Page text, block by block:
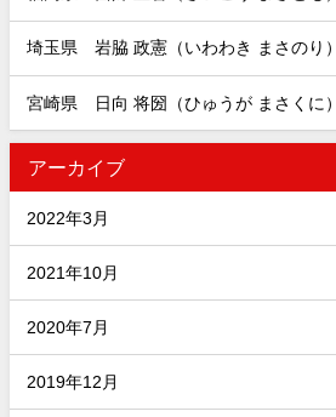
埼玉県 岩脇 政憲（いわわき まさのり）
宮崎県 日向 将圀（ひゅうが まさくに）
アーカイブ
2022年3月
2021年10月
2020年7月
2019年12月